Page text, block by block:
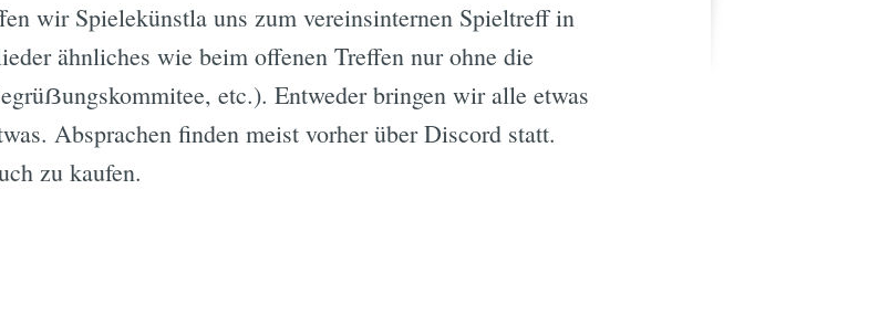
wir Spielekünstla uns zum vereinsinternen Spieltreff in
ähnliches wie beim offenen Treffen nur ohne die
etc.). Entweder bringen wir alle etwas
Absprachen finden meist vorher über Discord statt.
zu kaufen.